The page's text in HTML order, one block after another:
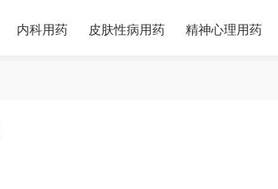
内科用药 皮肤性病用药 精神心理用药